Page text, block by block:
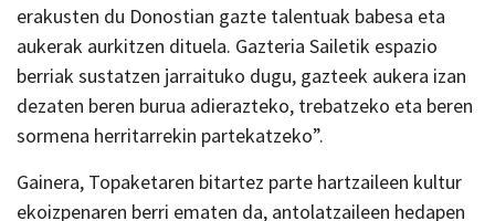
erakusten du Donostian gazte talentuak babesa eta
aukerak aurkitzen dituela. Gazteria Sailetik espazio
berriak sustatzen jarraituko dugu, gazteek aukera izan
dezaten beren burua adierazteko, trebatzeko eta beren
sormena herritarrekin partekatzeko”.
Gainera, Topaketaren bitartez parte hartzaileen kultur
ekoizpenaren berri ematen da, antolatzaileen hedapen